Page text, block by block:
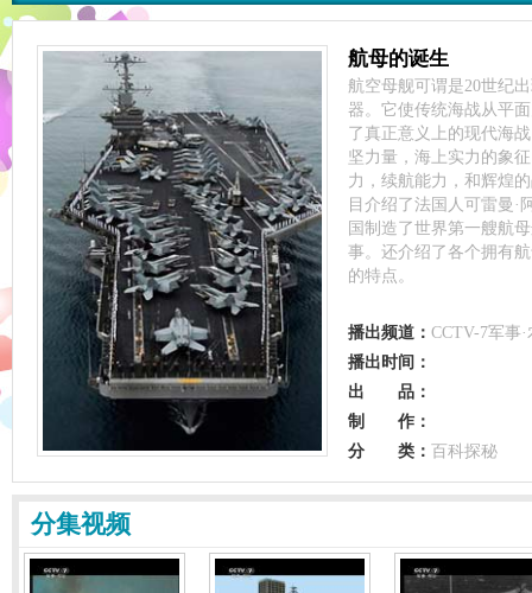
航母的诞生
航空母舰可谓是20世纪
器。它使传统海战从平
了真正意义上的现代海
坚力量，海上实力的象
力，续航能力，和辉煌
目介绍了法国人可雷曼·
国制造了世界第一艘航
事。还介绍了各个拥有
的特点。
播出频道： CCTV-7军事
播出时间：
出 品：
制 作：
分 类： 百科探秘
分集视频